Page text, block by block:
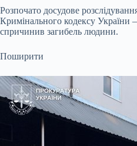
Розпочато досудове
Кримінального кодексу
спричинив загибель людини.
Поширити